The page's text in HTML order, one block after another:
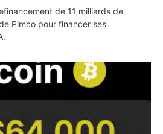
de 11 milliards de
Pimco pour financer ses
dollars pendant que les